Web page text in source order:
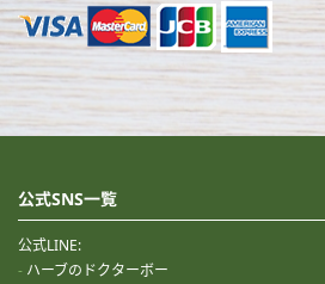
公式SNS一覧
公式LINE:
ハーブのドクターボー